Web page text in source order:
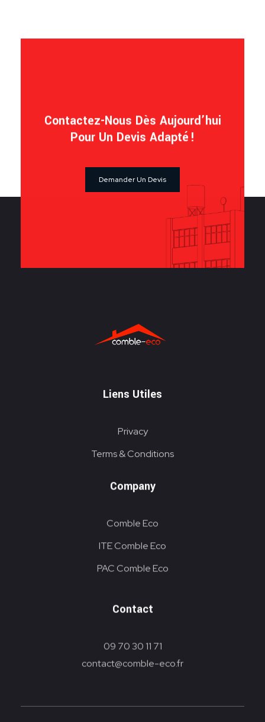
Contactez-Nous Dès Aujourd’hui
Pour Un Devis Adapté !
Demander Un Devis
Liens Utiles
Privacy
Terms & Conditions
Company
Comble Eco
ITE Comble Eco
PAC Comble Eco
Contact
09 70 30 11 71
contact@comble-eco.fr